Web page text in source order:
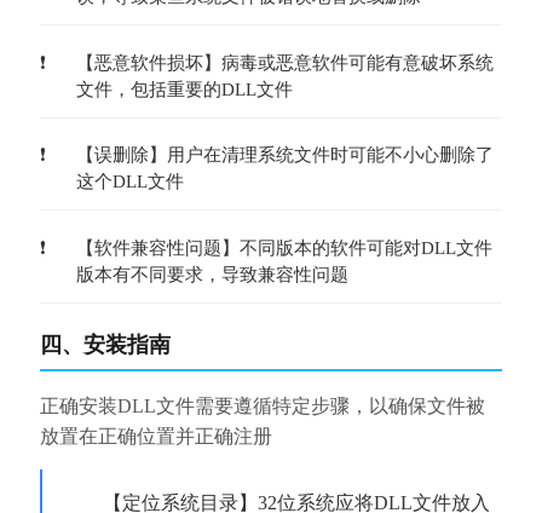
【恶意软件损坏】病毒或恶意软件可能有意破坏系统
文件，包括重要的DLL文件
【误删除】用户在清理系统文件时可能不小心删除了
这个DLL文件
【软件兼容性问题】不同版本的软件可能对DLL文件
版本有不同要求，导致兼容性问题
四、安装指南
正确安装DLL文件需要遵循特定步骤，以确保文件被
放置在正确位置并正确注册
【定位系统目录】32位系统应将DLL文件放入